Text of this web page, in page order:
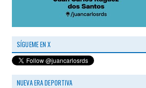
SÍGUEME EN X
NUEVA ERA DEPORTIVA